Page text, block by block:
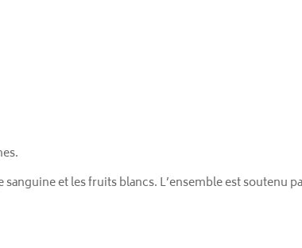
et les fruits blancs. L’ensemble est soutenu